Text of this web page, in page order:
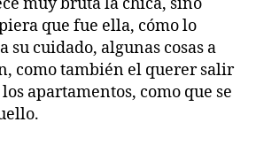
que fue ella, cómo lo
su cuidado, algunas cosas a
como también el querer salir
apartamentos, como que se